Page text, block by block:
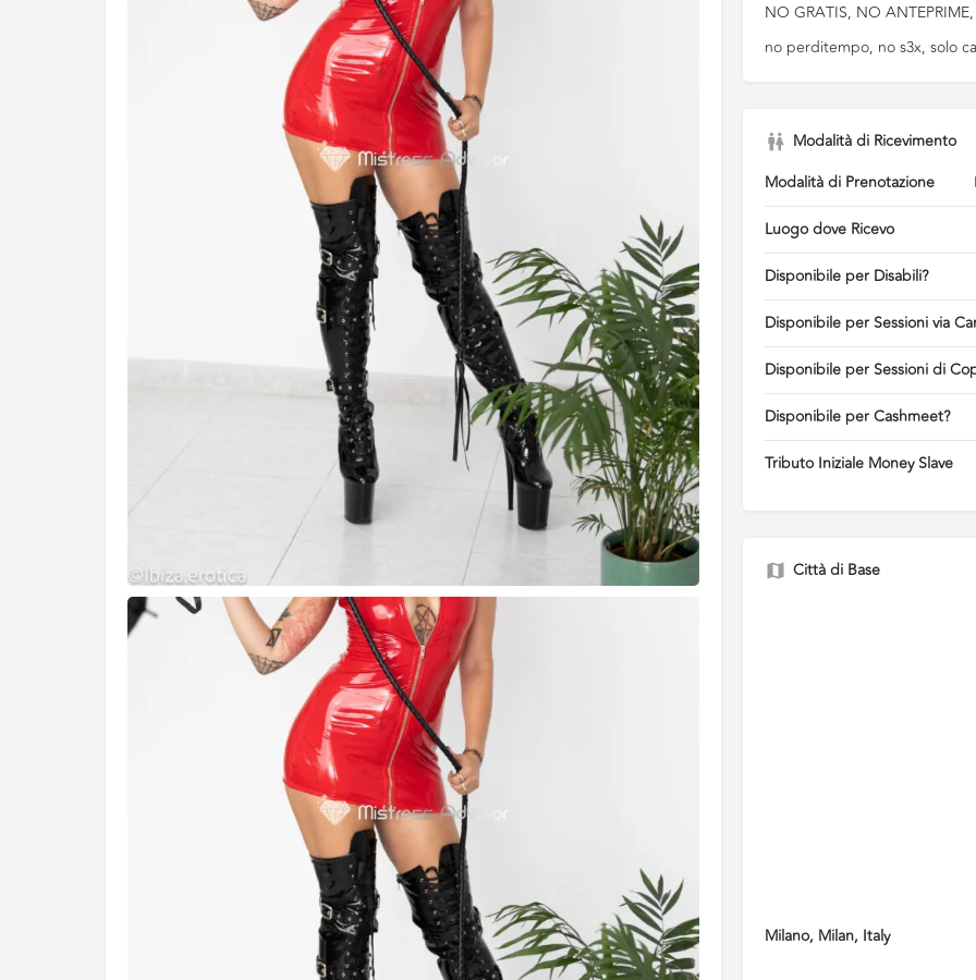
NO GRATIS, NO
no perditempo, no s3x, solo
Modalità di Ricevimento
Modalità di Prenotazione
Luogo dove Ricevo
Disponibile per Disabili?
Disponibile per Sessioni via
Disponibile per Sessioni di
Disponibile per Cashmeet?
Tributo Iniziale Money Slave
Città di Base
Milano, Milan, Italy